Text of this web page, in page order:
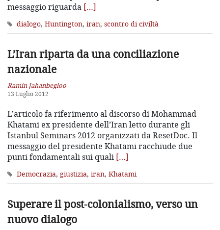
messaggio riguarda […]
dialogo, Huntington, iran, scontro di civiltà
L’Iran riparta da una conciliazione
nazionale
Ramin Jahanbegloo
13 Luglio 2012
L’articolo fa riferimento al discorso di Mohammad
Khatami ex presidente dell’Iran letto durante gli
Istanbul Seminars 2012 organizzati da ResetDoc. Il
messaggio del presidente Khatami racchiude due
punti fondamentali sui quali […]
Democrazia, giustizia, iran, Khatami
Superare il post-colonialismo, verso un
nuovo dialogo